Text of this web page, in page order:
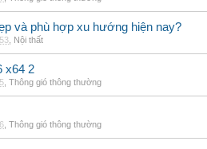
và phù hợp xu hướng hiện nay?
Nội thất
x64 2
Thông gió thông thường
Thông gió thông thường